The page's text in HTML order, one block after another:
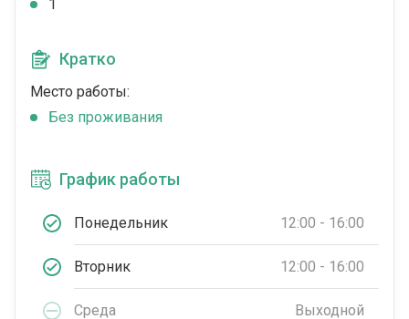
1
Кратко
Место работы:
Без проживания
График работы
Понедельник 12:00 - 16:00
Вторник 12:00 - 16:00
Среда Выходной